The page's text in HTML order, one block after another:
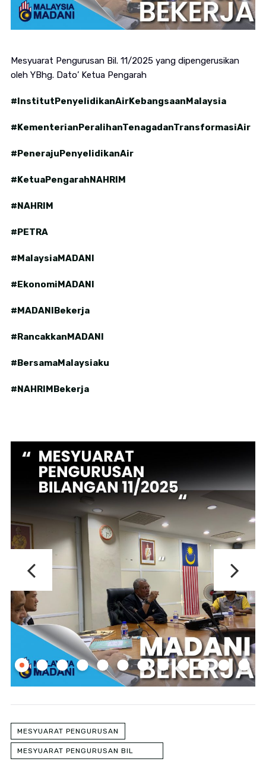
Mesyuarat Pengurusan Bil. 11/2025 yang dipengerusikan
oleh YBhg. Dato’ Ketua Pengarah
#InstitutPenyelidikanAirKebangsaanMalaysia
#KementerianPeralihanTenagadanTransformasiAir
#PenerajuPenyelidikanAir
#KetuaPengarahNAHRIM
#NAHRIM
#PETRA
#MalaysiaMADANI
#EkonomiMADANI
#MADANIBekerja
#RancakkanMADANI
#BersamaMalaysiaku
#NAHRIMBekerja
MESYUARAT PENGURUSAN
MESYUARAT PENGURUSAN BIL